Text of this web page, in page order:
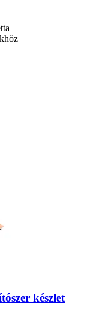
készlet